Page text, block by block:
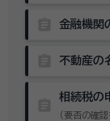
金融機関
不動産の
相続税の
（要否の確認